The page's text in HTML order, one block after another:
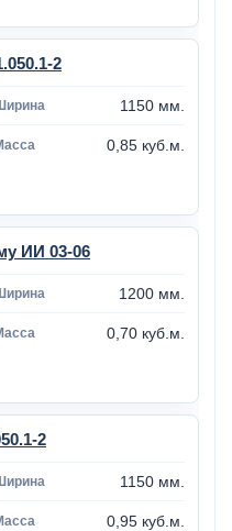
2
1150 мм.
0,85 куб.м.
ИИ 03-06
1200 мм.
0,70 куб.м.
2
1150 мм.
0,95 куб.м.